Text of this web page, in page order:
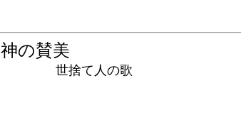
神の賛美
世捨て人の歌